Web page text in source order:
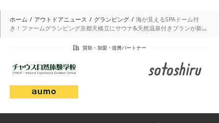
ホーム アウトドアニュース グランピング
海が見えるSPAドーム付
き！ファームグランピング京都天橋立にサウナ&天然温泉付きプランが新登